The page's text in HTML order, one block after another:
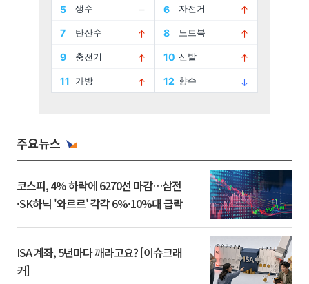
주요뉴스
코스피, 4% 하락에 6270선 마감…삼전
·SK하닉 '와르르' 각각 6%·10%대 급락
ISA 계좌, 5년마다 깨라고요? [이슈크래
커]